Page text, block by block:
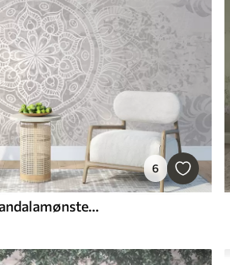
6
Et detaljeret hvidt mandalamønster på en lysegrå tekstureret vintage baggrund